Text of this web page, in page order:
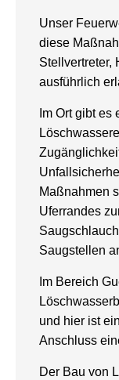
Unser
diese
Stellvertreter,
ausführlich
Im Ort gibt
Maßnahmen
Uferrandes
Saugstellen
Im Bereich
und hier ist
Anschluss
Der Bau von